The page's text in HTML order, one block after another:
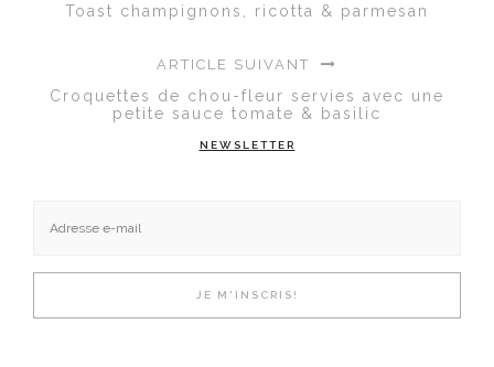
Toast champignons, ricotta & parmesan
ARTICLE SUIVANT
Croquettes de chou-fleur servies avec une
petite sauce tomate & basilic
NEWSLETTER